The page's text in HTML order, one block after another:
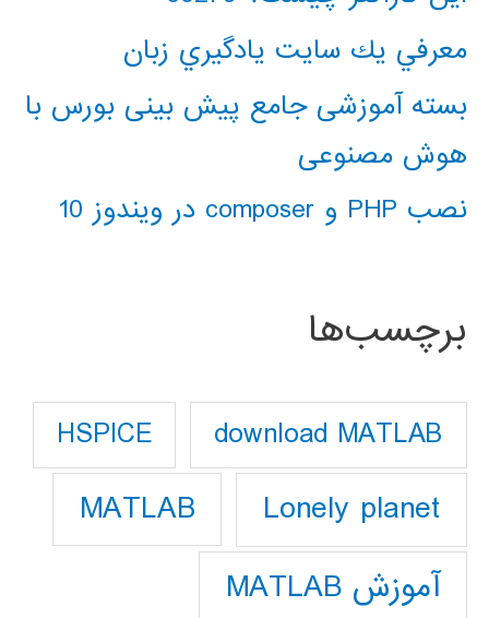
معرفي يك سايت يادگيري زبان
بسته آموزشی جامع پیش بینی بورس با
هوش مصنوعی
نصب PHP و composer در ویندوز 10
برچسب‌ها
download MATLAB
HSPICE
Lonely planet
MATLAB
آموزش MATLAB